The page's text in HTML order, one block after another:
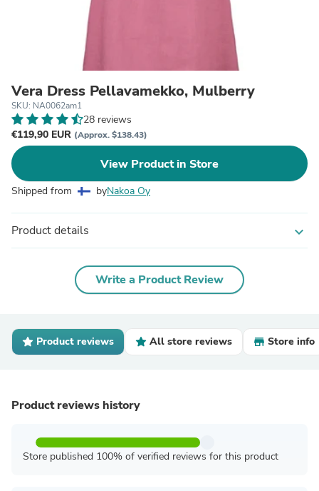
Vera Dress Pellavamekko, Mulberry
SKU: NA0062am1
28 reviews
€119,90 EUR (Approx. $138.43)
View Product in Store
Shipped from byNakoa Oy
Product details expand_more
Write a Product Review
Product reviews All store reviews Store info
Product reviews history
Store published 100% of verified reviews for this product